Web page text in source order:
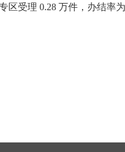
区受理 0.28 万件，办结率